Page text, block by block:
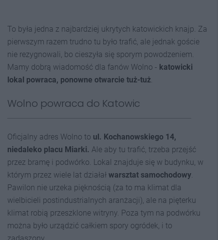
To była jedna z najbardziej ukrytych katowickich knajp. Za
pierwszym razem trudno tu było trafić, ale jednak goście
nie rezygnowali, bo cieszyła się sporym powodzeniem.
Mamy dobrą wiadomość dla fanów Wolno - katowicki
lokal powraca, ponowne otwarcie tuż-tuż.
Wolno powraca do Katowic
Oficjalny adres Wolno to ul. Kochanowskiego 14,
niedaleko placu Miarki. Ale aby tu trafić, trzeba przejść
przez bramę i podwórko. Lokal znajduje się w budynku, w
którym przez wiele lat działał warsztat samochodowy.
Pawilon nie urzeka pięknością (za to ma klimat dla
wielbicieli postindustrialnych aranżacji), ale na pięterku
klimat robią przeszklone witryny. Poza tym na podwórku
można było urządzić całkiem spory ogródek, i to